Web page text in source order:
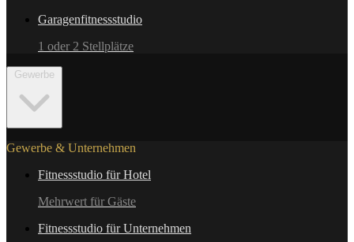
Garagenfitnessstudio
1 oder 2 Stellplätze
Gewerbe & Unternehmen
Fitnessstudio für Hotel
Mehrwert für Gäste
Fitnessstudio für Unternehmen